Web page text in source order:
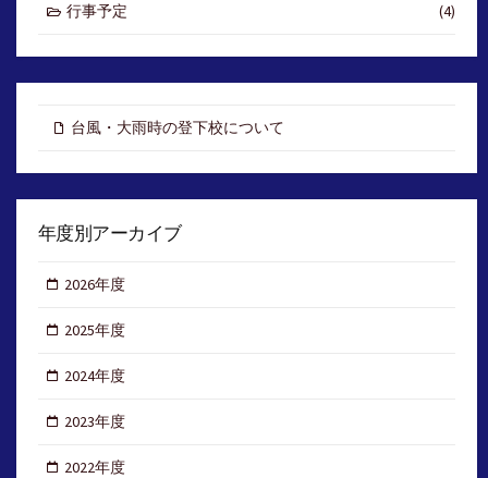
行事予定 (4)
台風・大雨時の登下校について
年度別アーカイブ
2026年度
2025年度
2024年度
2023年度
2022年度